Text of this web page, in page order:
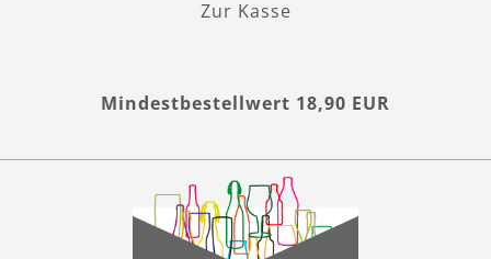
Zur Kasse
Mindestbestellwert 18,90 EUR